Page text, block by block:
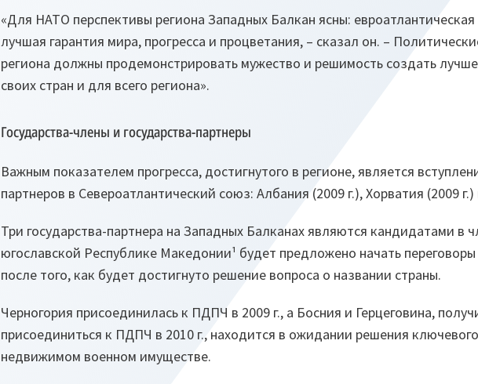
«Для НАТО перспективы региона Западных Балкан ясны: евроатлантическая
лучшая гарантия мира, прогресса и процветания, – сказал он. –
региона должны продемонстрировать мужество и решимость создать
своих стран и для всего региона».
Государства-члены и государства-партнеры
Важным показателем прогресса, достигнутого в регионе, является
партнеров в Североатлантический союз: Албания (2009 г.), Хорватия (2009
Три государства-партнера на Западных Балканах являются кандидатами
югославской Республике Македонии¹ будет предложено начать
после того, как будет достигнуто решение вопроса о названии страны.
Черногория присоединилась к ПДПЧ в 2009 г., а Босния и Герцеговина,
присоединиться к ПДПЧ в 2010 г., находится в ожидании решения
недвижимом военном имуществе.